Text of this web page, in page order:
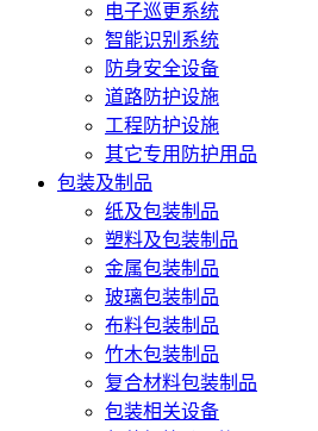
电子巡更系统
智能识别系统
防身安全设备
道路防护设施
工程防护设施
其它专用防护用品
包装及制品
纸及包装制品
塑料及包装制品
金属包装制品
玻璃包装制品
布料包装制品
竹木包装制品
复合材料包装制品
包装相关设备